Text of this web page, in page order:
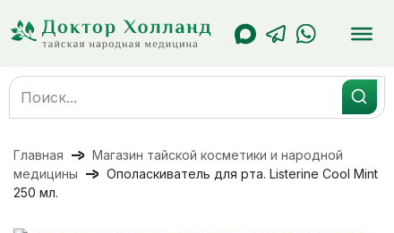
содержанию
Search
for:
Главная
Магазин тайской косметики и народной
медицины
Ополаскиватель для рта. Listerine Cool Mint
250 мл.